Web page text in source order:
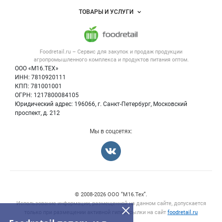
Foodretail.ru – Сервис для закупок и продаж продукции
агропромышленного комплекса и продуктов питания оптом.
ООО «М16.ТЕХ»
ИНН: 7810920111
КПП: 781001001
ОГРН: 1217800084105
Юридический адрес: 196066, г. Санкт-Петербург, Московский
проспект, д. 212
Размещение рекламы
Публичная оферта
Контактная информация
Политика обработки персональных данных
Объявления
Новости рынка
Вакансии
ТОВАРЫ И УСЛУГИ
Напитки, соки, вода
Оборудование для пищепрома
Информация о компаниях
Мы в соцсетях:
© 2008‑2026 ООО “М16.Тех”.
Использование информации, размещенной на данном сайте, допускается
только при размещении активной гиперссылки на сайт foodretail.ru